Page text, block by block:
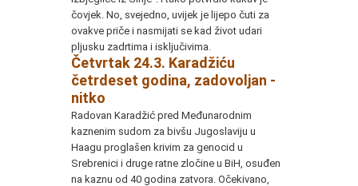
čovjek. No, svejedno, uvijek je lijepo čuti za
ovakve priče i nasmijati se kad život udari
pljusku zadrtima i isključivima.
Četvrtak 24.3. Karadžiću
četrdeset godina, zadovoljan -
nitko
Radovan Karadžić pred Međunarodnim
kaznenim sudom za bivšu Jugoslaviju u
Haagu proglašen krivim za genocid u
Srebrenici i druge ratne zločine u BiH, osuđen
na kaznu od 40 godina zatvora. Očekivano,